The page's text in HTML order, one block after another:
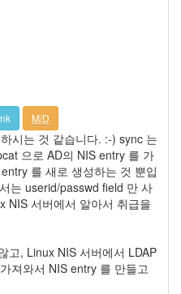
M/D
시는 것 같습니다. :-) sync 는
으로 AD의 NIS entry 를 가
를 새로 생성하는 것 뿐입
는 userid/passwd field 만 사
NIS 서버에서 알아서 취급을
고, Linux NIS 서버에서 LDAP
져와서 NIS entry 를 만들고